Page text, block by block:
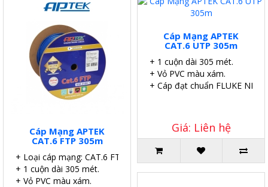
Cáp Mạng APTEK
CAT.6 FTP 305m
+ Loại cáp mạng: CAT.6 FTP.
+ 1 cuộn dài 305 mét.
+ Vỏ PVC màu xám.
Cáp Mạng APTEK
CAT.6 UTP 305m
+ 1 cuộn dài 305 mét.
+ Vỏ PVC màu xám.
+ Cáp đạt chuẩn FLUKE
Giá: Liên hệ